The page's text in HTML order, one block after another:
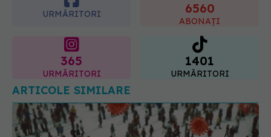
URMĂRITORI 6560
ABONAȚI
365
URMĂRITORI
1401
URMĂRITORI
ARTICOLE SIMILARE